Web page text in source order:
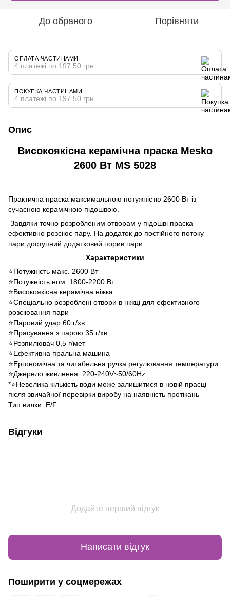
До обраного Порівняти
ОПЛАТА ЧАСТИНАМИ
4 платежі по 197.50 грн
ПОКУПКА ЧАСТИНАМИ
4 платежі по 197.50 грн
Опис
Високоякісна керамічна праска Mesko
2600 Вт MS 5028
Практична праска максимальною потужністю 2600 Вт із
сучасною керамічною підошвою.
Завдяки точно розробленим отворам у підошві праска
ефективно розсіює пару. На додаток до постійного потоку
пари доступний додатковий порив пари.
Характеристики
⭐Потужність макс. 2600 Вт
⭐Потужність ном. 1800-2200 Вт
⭐Високоякісна керамічна ніжка
⭐Спеціально розроблені отвори в ніжці для ефективного
розсіювання пари
⭐Паровий удар 60 г/хв.
⭐Прасування з парою 35 г/хв.
⭐Розпилювач 0,5 г/мет
⭐Ефективна пральна машина
⭐Ергономічна та читабельна ручка регулювання температури
⭐Джерело живлення: 220-240V~50/60Hz
*⭐Невелика кількість води може залишитися в новій прасці
після звичайної перевірки виробу на наявність протікань
Тип вилки: E/F
Відгуки
Додайте перший відгук
Написати відгук
Поширити у соцмережах